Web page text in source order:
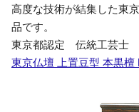
高度な技術が結集した東
品です。
東京都認定 伝統工芸士
東京仏壇 上置豆型 本黒檀